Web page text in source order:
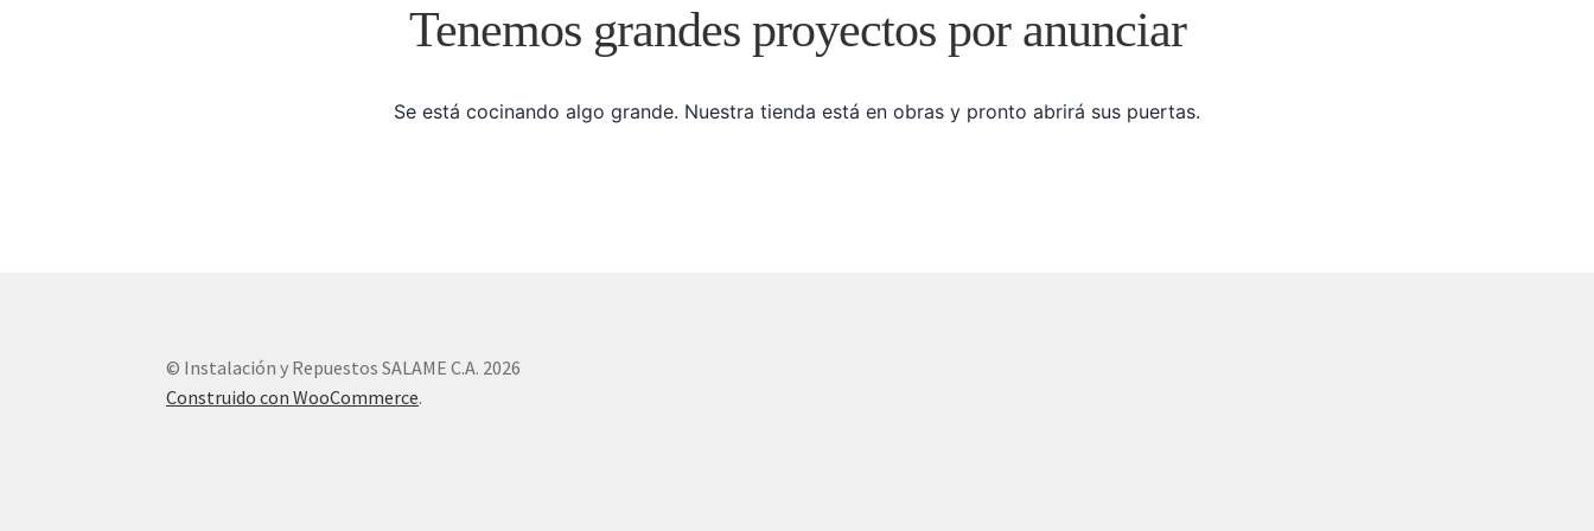
Tenemos grandes proyectos por anunciar
Se está cocinando algo grande. Nuestra tienda está en obras y pronto abrirá sus puertas.
© Instalación y Repuestos SALAME C.A. 2026
Construido con WooCommerce.